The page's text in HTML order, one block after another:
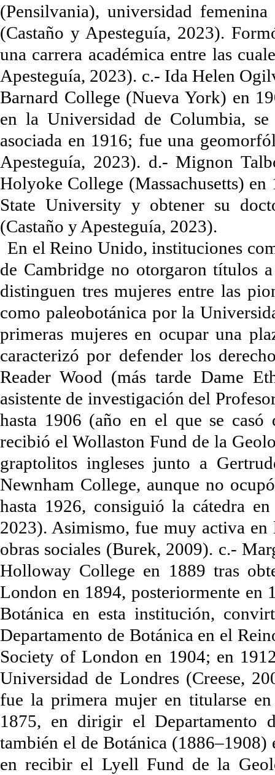
(Pensilvania), universidad
(Castaño y Apesteguía, 2023).
una carrera académica entre las
Apesteguía, 2023). c.- Ida Helen
Barnard College (Nueva York) en
en la Universidad de Columbia,
asociada en 1916; fue una
Apesteguía, 2023). d.- Mignon
Holyoke College (Massachusetts)
State University y obtener su
(Castaño y Apesteguía, 2023).
En el Reino Unido, instituciones
de Cambridge no otorgaron títulos
distinguen tres mujeres entre las
como paleobotánica por la
primeras mujeres en ocupar una
caracterizó por defender los
Reader Wood (más tarde Dame
asistente de investigación del
hasta 1906 (año en el que se
recibió el Wollaston Fund de la
graptolitos ingleses junto a
Newnham College, aunque no
hasta 1926, consiguió la cátedra
2023). Asimismo, fue muy activa
obras sociales (Burek, 2009). c.-
Holloway College en 1889 tras
London en 1894, posteriormente en
Botánica en esta institución,
Departamento de Botánica en el
Society of London en 1904; en
Universidad de Londres (Creese,
fue la primera mujer en titularse
1875, en dirigir el Departamento
también el de Botánica
en recibir el Lyell Fund de la